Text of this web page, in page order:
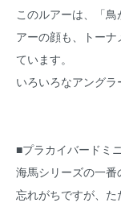
このルアーは、「
アーの顔も、トー
ています。
いろいろなアングラ
■プラカイバードミ
海馬シリーズの一番
忘れがちですが、